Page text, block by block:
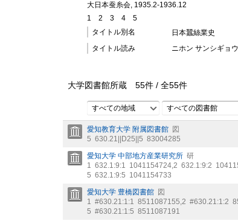
大日本蚕糸会, 1935.2-1936.12
1
2 3 4
5
タイトル別名
日本蠶絲業史
タイトル読み
ニホン サンシギョ
大学図書館所蔵 55件 / 全55件
すべての地域 すべての図書館
愛知教育大学 附属図書館 図
5 630.21||D25||5 83004285
愛知大学 中部地方産業研究所 研
1 632.1:9:1 1041154724,2 632.1:9:2
5 632.1:9:5 1041154733
愛知大学 豊橋図書館 図
1 #630.21:1:1 8511087155,2 #630.21:1:2
5 #630.21:1:5 8511087191